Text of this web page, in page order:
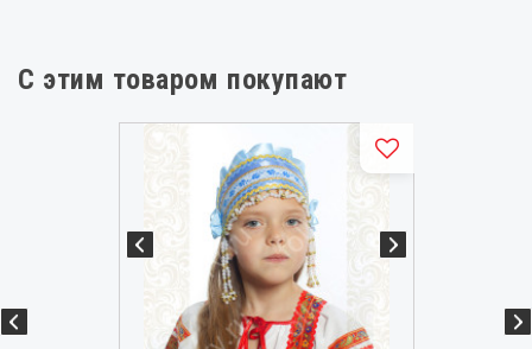
С этим товаром покупают